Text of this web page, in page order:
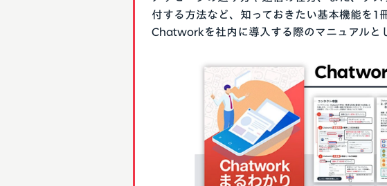
付する方法など、知っておきたい基本機能を1
Chatworkを社内に導入する際のマニュアルと